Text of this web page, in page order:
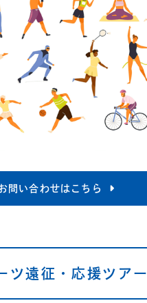
問い合わせはこちら
ツ遠征・応援ツアー